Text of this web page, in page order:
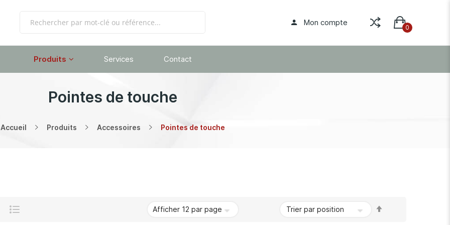
Mon compte
Produits Services Contact
Pointes de touche
Accueil Produits Accessoires Pointes de touche
Grille